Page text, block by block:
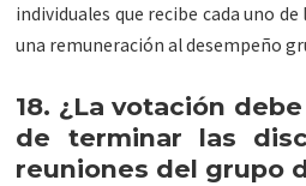
individuales que recibe cada uno
una remuneración al desempeño
18. ¿La votación
de terminar las
reuniones del grupo